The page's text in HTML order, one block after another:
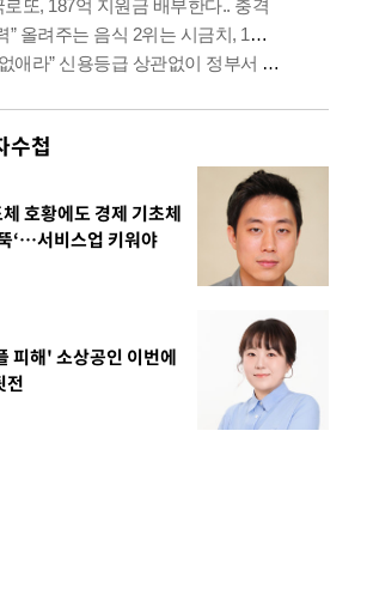
수첩
호황에도 경제 기초체
‘…서비스업 키워야
피해' 소상공인 이번에
전